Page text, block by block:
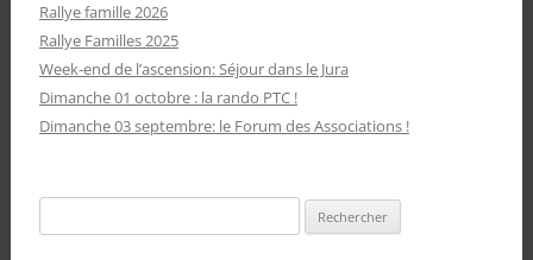
Rallye famille 2026
Rallye Familles 2025
Week-end de l’ascension: Séjour dans le Jura
Dimanche 01 octobre : la rando PTC !
Dimanche 03 septembre: le Forum des Associations !